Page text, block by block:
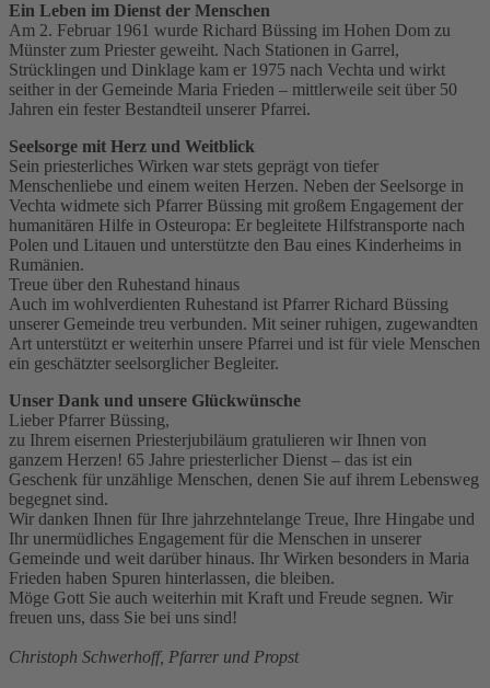
Ein Leben im Dienst der Menschen
Am 2. Februar 1961 wurde Richard Büssing im Hohen Dom zu
Münster zum Priester geweiht. Nach Stationen in Garrel,
Strücklingen und Dinklage kam er 1975 nach Vechta und wirkt
seither in der Gemeinde Maria Frieden – mittlerweile seit über 50
Jahren ein fester Bestandteil unserer Pfarrei.
Seelsorge mit Herz und Weitblick
Sein priesterliches Wirken war stets geprägt von tiefer
Menschenliebe und einem weiten Herzen. Neben der Seelsorge in
Vechta widmete sich Pfarrer Büssing mit großem Engagement der
humanitären Hilfe in Osteuropa: Er begleitete Hilfstransporte nach
Polen und Litauen und unterstützte den Bau eines Kinderheims in
Rumänien.
Treue über den Ruhestand hinaus
Auch im wohlverdienten Ruhestand ist Pfarrer Richard Büssing
unserer Gemeinde treu verbunden. Mit seiner ruhigen, zugewandten
Art unterstützt er weiterhin unsere Pfarrei und ist für viele Menschen
ein geschätzter seelsorglicher Begleiter.
Unser Dank und unsere Glückwünsche
Lieber Pfarrer Büssing,
zu Ihrem eisernen Priesterjubiläum gratulieren wir Ihnen von
ganzem Herzen! 65 Jahre priesterlicher Dienst – das ist ein
Geschenk für unzählige Menschen, denen Sie auf ihrem Lebensweg
begegnet sind.
Wir danken Ihnen für Ihre jahrzehntelange Treue, Ihre Hingabe und
Ihr unermüdliches Engagement für die Menschen in unserer
Gemeinde und weit darüber hinaus. Ihr Wirken besonders in Maria
Frieden haben Spuren hinterlassen, die bleiben.
Möge Gott Sie auch weiterhin mit Kraft und Freude segnen. Wir
freuen uns, dass Sie bei uns sind!
Christoph Schwerhoff, Pfarrer und Propst